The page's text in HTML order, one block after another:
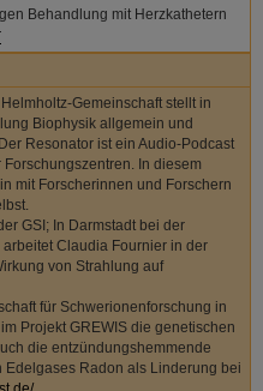
Behandlung mit Herzkathetern
Gemeinschaft stellt in
Biophysik allgemein und
Resonator ist ein Audio-Podcast
In diesem
mit Forscherinnen und Forschern
GSI; In Darmstadt bei der
Claudia Fournier in der
von Strahlung auf
für Schwerionenforschung in
Projekt GREWIS die genetischen
die entzündungshemmende
Radon als Linderung bei